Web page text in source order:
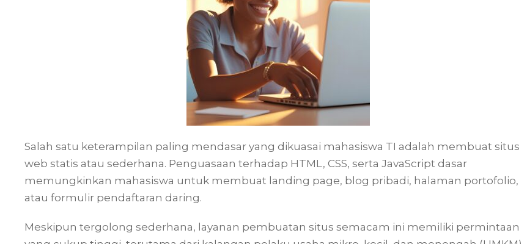
Salah satu keterampilan paling mendasar yang dikuasai mahasiswa TI adalah membuat situs
web statis atau sederhana. Penguasaan terhadap HTML, CSS, serta JavaScript dasar
memungkinkan mahasiswa untuk membuat landing page, blog pribadi, halaman portofolio,
atau formulir pendaftaran daring.
Meskipun tergolong sederhana, layanan pembuatan situs semacam ini memiliki permintaan